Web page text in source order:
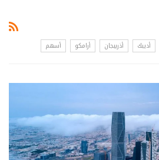
أديبك أذربيجان أرامكو أسهم